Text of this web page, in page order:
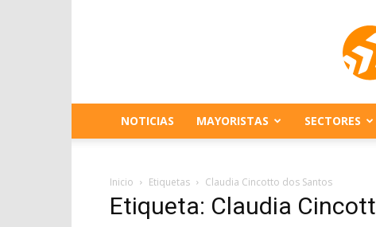
NOTICIAS MAYORISTAS SECTORES
Inicio Etiquetas Claudia Cincotto dos Santos
Etiqueta: Claudia